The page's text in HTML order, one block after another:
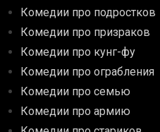
Комедии про подростков
Комедии про призраков
Комедии про кунг-фу
Комедии про ограбления
Комедии про семью
Комедии про армию